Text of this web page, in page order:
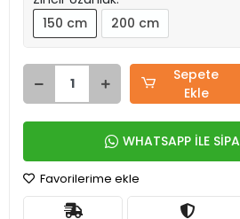
150 cm
200 cm
Sepete
Ekle
WHATSAPP İLE
Favorilerime ekle